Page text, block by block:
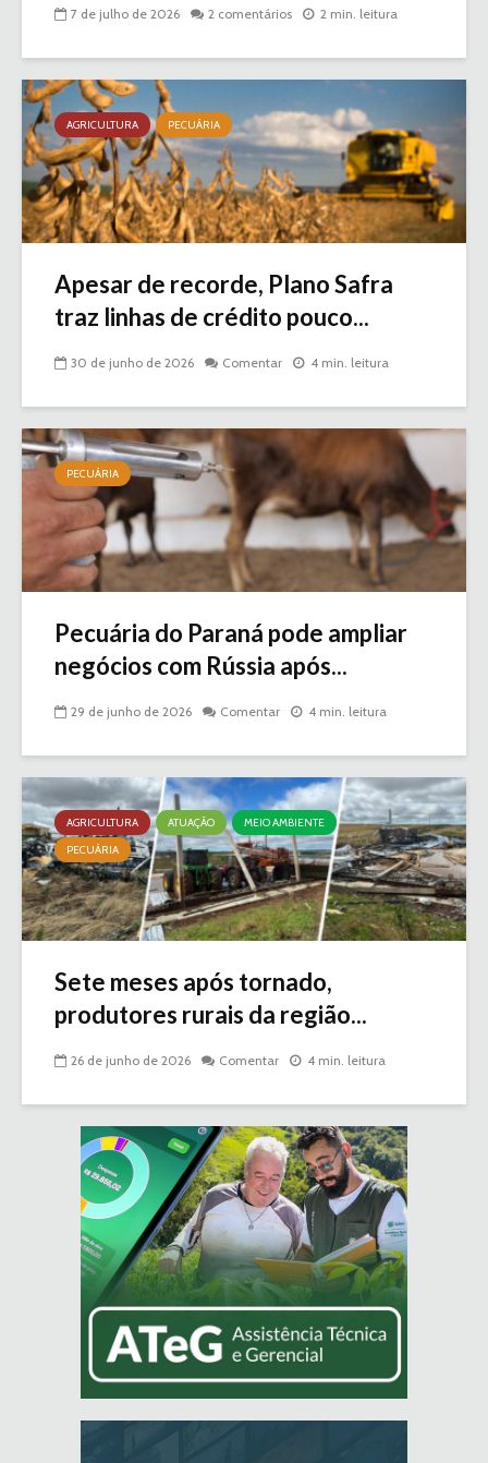
7 de julho de 2026 2 comentários 2 min. leitura
AGRICULTURA PECUÁRIA
Apesar de recorde, Plano Safra
traz linhas de crédito pouco...
30 de junho de 2026 Comentar 4 min. leitura
PECUÁRIA
Pecuária do Paraná pode ampliar
negócios com Rússia após...
29 de junho de 2026 Comentar 4 min. leitura
AGRICULTURA ATUAÇÃO
MEIO AMBIENTE
PECUÁRIA
Sete meses após tornado,
produtores rurais da região...
26 de junho de 2026 Comentar 4 min. leitura